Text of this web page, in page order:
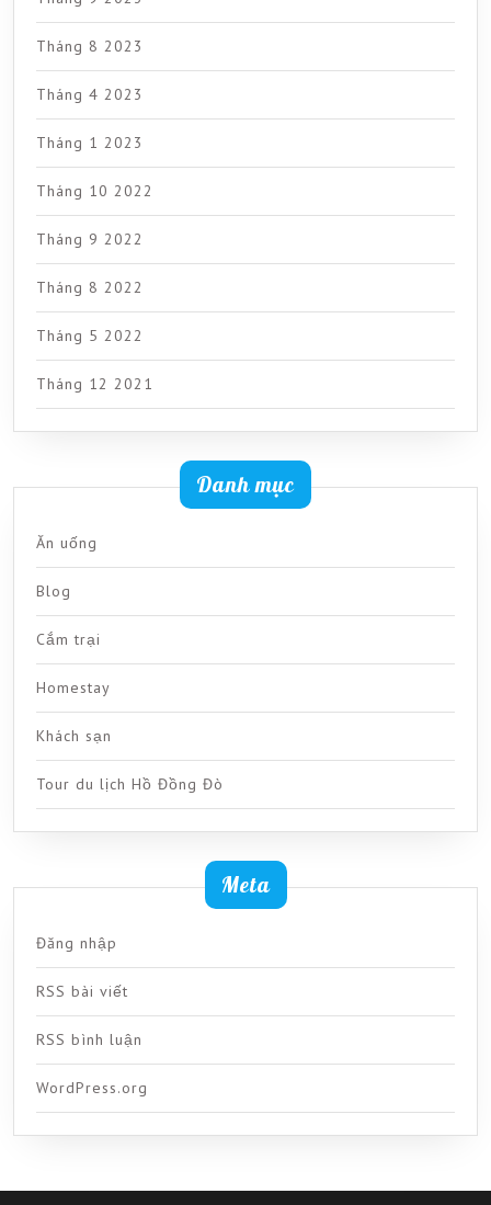
Tháng 8 2023
Tháng 4 2023
Tháng 1 2023
Tháng 10 2022
Tháng 9 2022
Tháng 8 2022
Tháng 5 2022
Tháng 12 2021
Danh mục
Ăn uống
Blog
Cắm trại
Homestay
Khách sạn
Tour du lịch Hồ Đồng Đò
Meta
Đăng nhập
RSS bài viết
RSS bình luận
WordPress.org